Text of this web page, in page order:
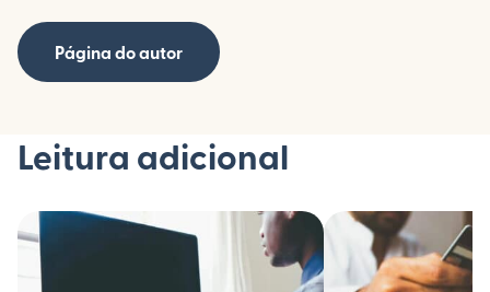
Página do autor
Leitura adicional